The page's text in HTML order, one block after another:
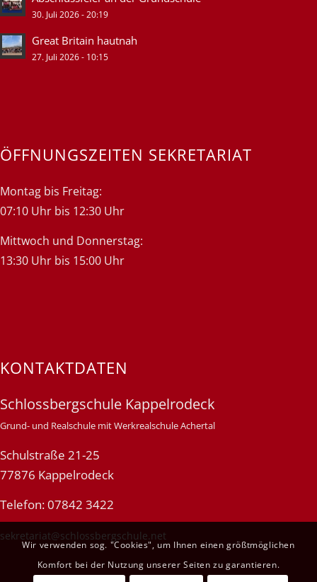
30. Juli 2026 - 20:19
Great Britain hautnah
27. Juli 2026 - 10:15
ÖFFNUNGSZEITEN SEKRETARIAT
Montag bis Freitag:
07:10 Uhr bis 12:30 Uhr
Mittwoch und Donnerstag:
13:30 Uhr bis 15:00 Uhr
KONTAKTDATEN
Schlossbergschule Kappelrodeck
Grund- und Realschule mit Werkrealschule Achertal
Schulstraße 21-25
77876 Kappelrodeck
Telefon: 07842 3422
sekretariat@schlossbergschule.net
Wir verwenden sog. "Cookies", um Ihnen einen größtmöglichen
Komfort bei der Nutzung unserer Seiten zu garantieren.